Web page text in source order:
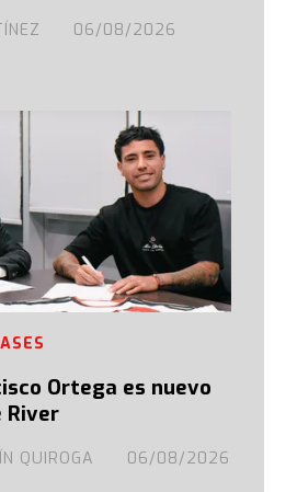
06/08/2026
Ortega es nuevo
QUIROGA 06/08/2026